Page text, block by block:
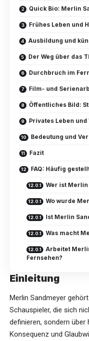
Quick Bio: Merlin
Frühes Leben und
Ausbildung und
Der Weg über das
Durchbruch im
Film- und
Öffentliches Bild:
Privates Leben und
Bedeutung und
Fazit
FAQ: Häufig
Wer ist
Wo wurde
Ist Merlin
Was macht
Arbeitet
Fernsehen?
Einleitung
Merlin Sandmeyer
Schauspieler, die sich
definieren, sondern über
Konsequenz und